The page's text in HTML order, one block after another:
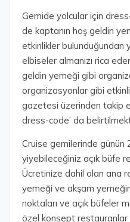
Gemide yolcular için
de kaptanın hoş geldin
etkinlikler bulunduğundan
elbiseler almanızı rica
geldin yemeği gibi
organizasyonlar gibi
gazetesi üzerinden takip
dress-code’ da
Cruise gemilerinde
yiyebileceğiniz açık büfe
Ücretinize dahil olan ana
yemeği ve akşam
noktaları ve açık büfeler
özel konsept restauranlar